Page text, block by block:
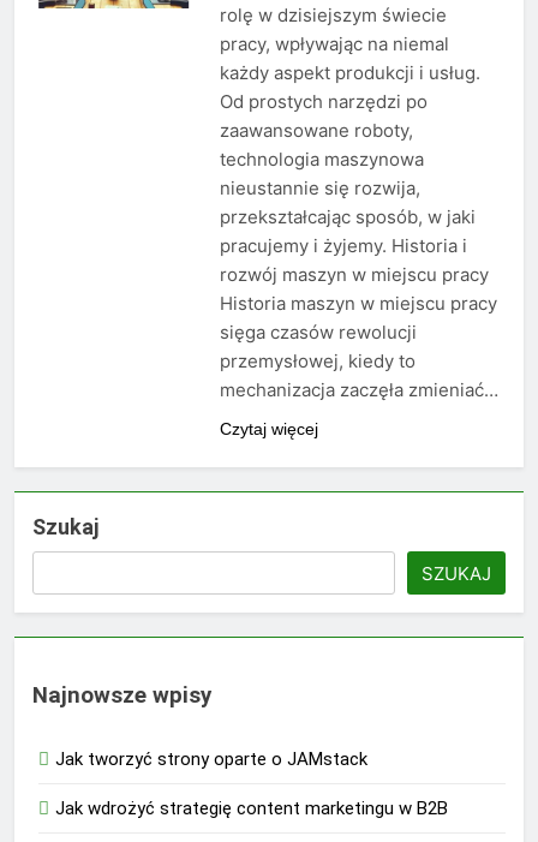
rolę w dzisiejszym świecie
pracy, wpływając na niemal
każdy aspekt produkcji i usług.
Od prostych narzędzi po
zaawansowane roboty,
technologia maszynowa
nieustannie się rozwija,
przekształcając sposób, w jaki
pracujemy i żyjemy. Historia i
rozwój maszyn w miejscu pracy
Historia maszyn w miejscu pracy
sięga czasów rewolucji
przemysłowej, kiedy to
mechanizacja zaczęła zmieniać…
Czytaj więcej
Szukaj
SZUKAJ
Najnowsze wpisy
Jak tworzyć strony oparte o JAMstack
Jak wdrożyć strategię content marketingu w B2B